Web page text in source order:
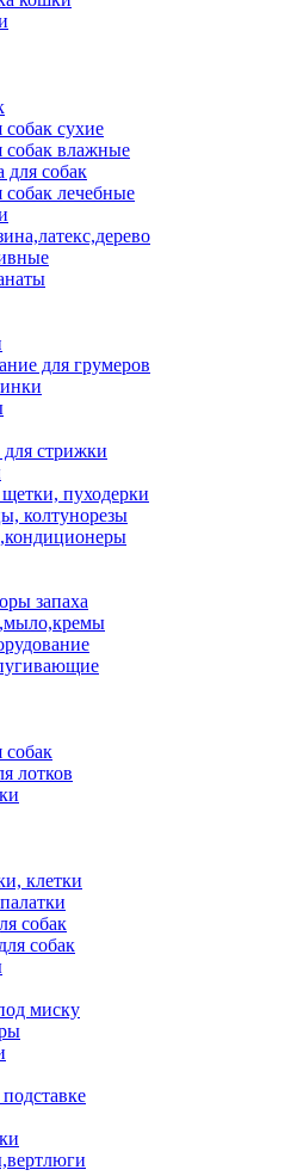
сухие
собак влажные
для собак
собак лечебные
для грумеров
стрижки
пуходерки
колтунорезы
запаха
собак
лотков
клетки
собак
собак
миску